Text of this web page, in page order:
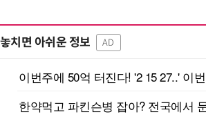
놓치면 아쉬운 정보 AD